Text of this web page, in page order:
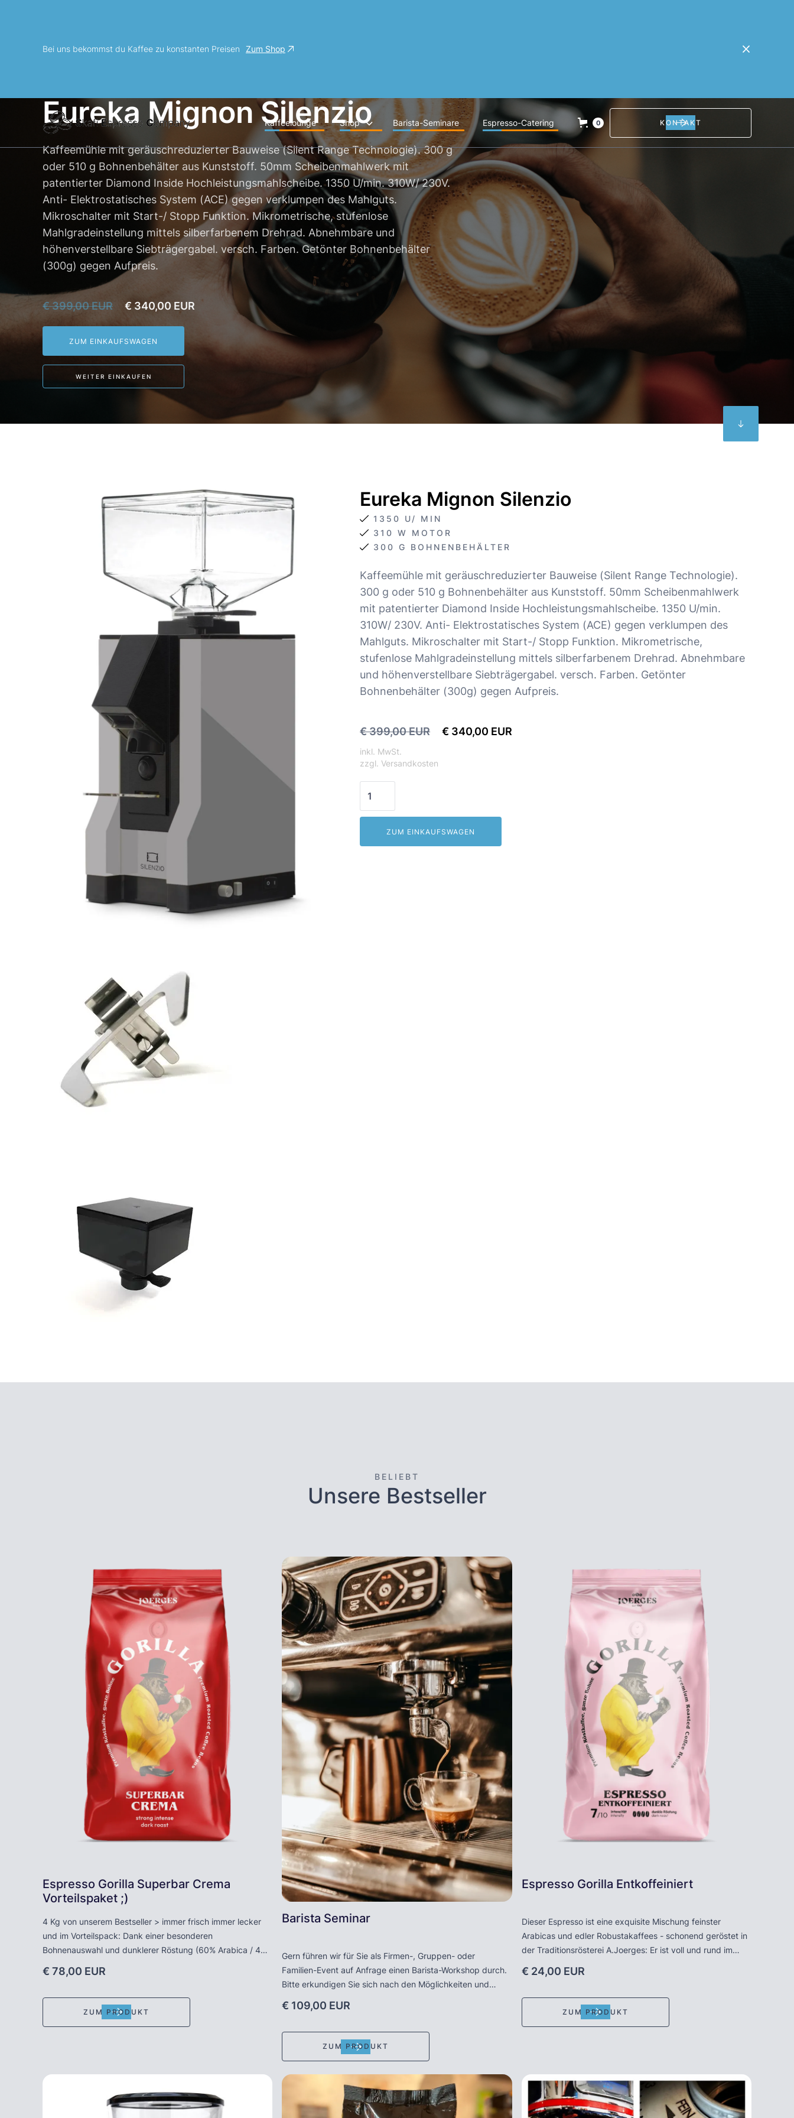
Bei uns bekommst du Kaffee zu konstanten Preisen Zum Shop
Kaffeelounge Shop Barista-Seminare Espresso-Catering 0 KONTAKT
Eureka Mignon Silenzio
Kaffeemühle mit geräuschreduzierter Bauweise (Silent Range Technologie). 300 g
oder 510 g Bohnenbehälter aus Kunststoff. 50mm Scheibenmahlwerk mit
patentierter Diamond Inside Hochleistungsmahlscheibe. 1350 U/min. 310W/ 230V.
Anti- Elektrostatisches System (ACE) gegen verklumpen des Mahlguts.
Mikroschalter mit Start-/ Stopp Funktion. Mikrometrische, stufenlose
Mahlgradeinstellung mittels silberfarbenem Drehrad. Abnehmbare und
höhenverstellbare Siebträgergabel. versch. Farben. Getönter Bohnenbehälter
(300g) gegen Aufpreis.
€ 399,00 EUR € 340,00 EUR
WEITER EINKAUFEN
Eureka Mignon Silenzio
1350 U/ MIN
310 W MOTOR
300 G BOHNENBEHÄLTER
Kaffeemühle mit geräuschreduzierter Bauweise (Silent Range Technologie).
300 g oder 510 g Bohnenbehälter aus Kunststoff. 50mm Scheibenmahlwerk
mit patentierter Diamond Inside Hochleistungsmahlscheibe. 1350 U/min.
310W/ 230V. Anti- Elektrostatisches System (ACE) gegen verklumpen des
Mahlguts. Mikroschalter mit Start-/ Stopp Funktion. Mikrometrische,
stufenlose Mahlgradeinstellung mittels silberfarbenem Drehrad. Abnehmbare
und höhenverstellbare Siebträgergabel. versch. Farben. Getönter
Bohnenbehälter (300g) gegen Aufpreis.
€ 399,00 EUR € 340,00 EUR
inkl. MwSt.
zzgl. Versandkosten
BELIEBT
Unsere Bestseller
Espresso Gorilla Superbar Crema
Vorteilspaket ;)
4 Kg von unserem Bestseller > immer frisch immer lecker
und im Vorteilspack: Dank einer besonderen
Bohnenauswahl und dunklerer Röstung (60% Arabica / 40%
Espresso eine feste, rehbraune Crema sowie Holz- und
perfekt. Wir von der Skafi Espresso Company empfehlen
den „roten“ Gorilla für Espresso oder Caffè lungo. Gorilla ist
€ 78,00 EUR
ZUM PRODUKT
Barista Seminar
Gern führen wir für Sie als Firmen-, Gruppen- oder
Familien-Event auf Anfrage einen Barista-Workshop durch.
Bitte erkundigen Sie sich nach den Möglichkeiten und
€ 109,00 EUR
ZUM PRODUKT
Espresso Gorilla Entkoffeiniert
Dieser Espresso ist eine exquisite Mischung feinster
Arabicas und edler Robustakaffees - schonend geröstet in
der Traditionsrösterei A.Joerges: Er ist voll und rund im
Herdplatte, Vollautomat oder Siebträger – der Gorilla
eben fast ohne Koffein. Die Bohnen werden mithilfe eines
natürlichen Lösungsmittels entkoffeiniert. Hier quellen die
anschließend abgegossen und Restbestände werden in
einem weitere 10 Stunden andauernden Trocknungsschritt
entfernt. Der typische, intensive Espressogeschmack kann
€ 24,00 EUR
ZUM PRODUKT